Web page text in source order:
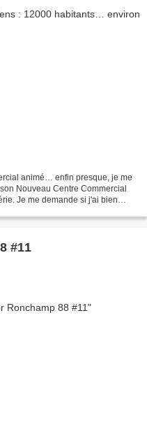
animé… enfin presque, je me
Nouveau Centre Commercial
Je me demande si j'ai bien
#11